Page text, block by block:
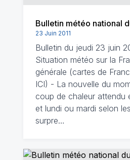
Bulletin météo national
23 Juin 2011
Bulletin du jeudi 23 juin
Situation météo sur la
générale (cartes de
ICI) - La nouvelle du
coup de chaleur attendu
et lundi ou mardi selon
surpre…